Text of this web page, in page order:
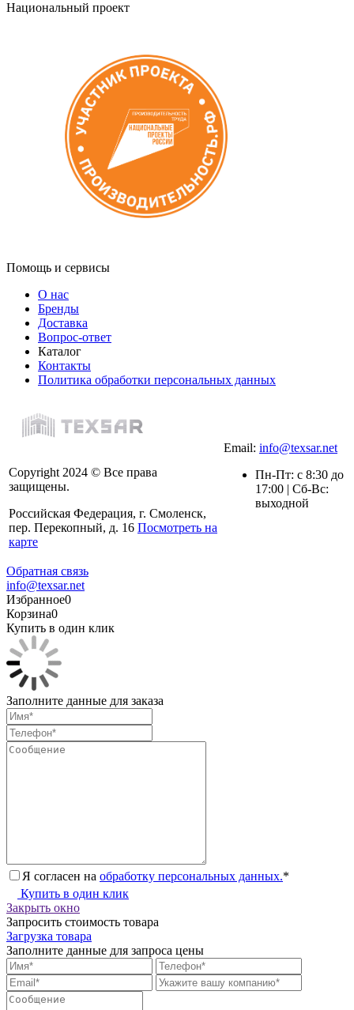
Национальный проект
Помощь и сервисы
О нас
Бренды
Доставка
Вопрос-ответ
Каталог
Контакты
Политика обработки персональных данных
Copyright 2024 © Все права
защищены.
Российская Федерация, г. Смоленск,
пер. Перекопный, д. 16 Посмотреть на
карте
Email: info@texsar.net
Пн-Пт: с 8:30 до
17:00 | Сб-Вс:
выходной
Обратная связь
info@texsar.net
Избранное0
Корзина0
Купить в один клик
Заполните данные для заказа
Я согласен на обработку персональных данных.*
Купить в один клик
Закрыть окно
Запросить стоимость товара
Загрузка товара
Заполните данные для запроса цены